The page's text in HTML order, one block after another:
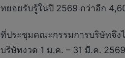
ทยอยรับรู้ในปี 2569 กว่าอีก
ที่ประชุมคณะกรรมการบริษัทจึง
บริษัทงวด 1 ม.ค. – 31 มี.ค.